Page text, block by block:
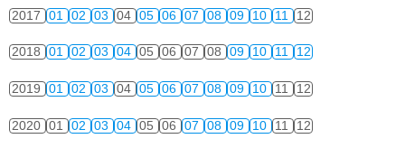
2017 01 02 03 04 05 06 07 08 09 10 11 12
2018 01 02 03 04 05 06 07 08 09 10 11 12
2019 01 02 03 04 05 06 07 08 09 10 11 12
2020 01 02 03 04 05 06 07 08 09 10 11 12